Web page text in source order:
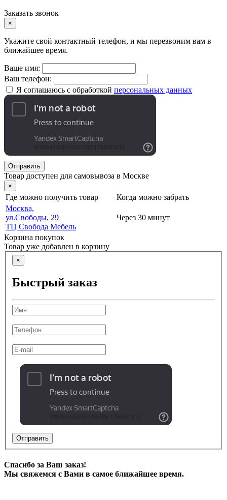
Заказать звонок
×
Укажите свой контактный телефон, и мы перезвоним вам в
ближайшее время.
Ваше имя:
Ваш телефон:
Я соглашаюсь с обработкой персональных данных
Отправить
Товар доступен для самовывоза в Москве
×
Где можно получить товар
Когда можно забрать
Москва,
ул.Свободы, 29
ТЦ Свобода Мебель
Через 30 минут
Корзина покупок
Товар уже добавлен в корзину
×
Быстрый заказ
Отправить
Спасибо за Ваш заказ!
Мы свяжемся с Вами в самое ближайшее время.